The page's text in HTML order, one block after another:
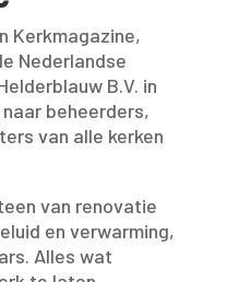
Kerkmagazine,
Nederlandse
B.V. in
beheerders,
van alle kerken
van renovatie
en verwarming,
Alles wat